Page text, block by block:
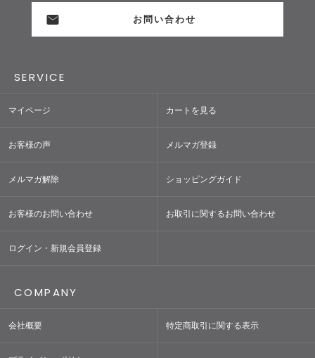
お問い合わせ
SERVICE
マイページ カートを見る
お客様の声 メルマガ登録
メルマガ解除 ショッピングガイド
お客様のお問い合わせ お取引に関するお問い合わせ
ログイン・新規会員登録
COMPANY
会社概要 特定商取引に関する表示